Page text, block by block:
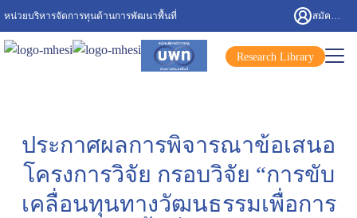
Skip
to
content
หน่วยบริหารจัดการทุนด้านการพัฒนาพื้นที่
Research Library
Search
ประกาศผลการพิจารณาข้อเสนอ
โครงการวิจัย กรอบวิจัย “การขับ
เคลื่อนทุนทางวัฒนธรรมเพื่อการ